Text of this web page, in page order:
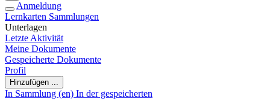
Anmeldung
Lernkarten Sammlungen
Unterlagen
Letzte Aktivität
Meine Dokumente
Gespeicherte Dokumente
Profil
Hinzufügen ...
In Sammlung (en) In der gespeicherten